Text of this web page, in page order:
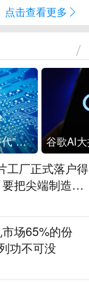
点击查看更多
美国也要搞“国产替代”？先算清三笔账
工厂正式落户得
把尖端制造带
场65%的份
功不可没